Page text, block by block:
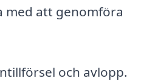
med att genomföra
och avlopp.